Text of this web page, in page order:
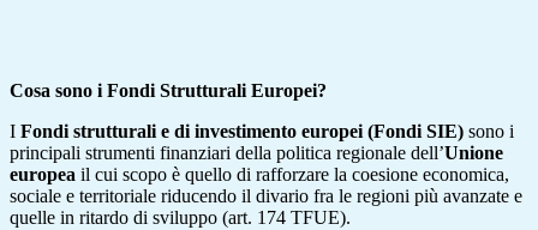
Cosa sono i Fondi Strutturali Europei?
I Fondi strutturali e di investimento europei (Fondi SIE) sono i
principali strumenti finanziari della politica regionale dell’Unione
europea il cui scopo è quello di rafforzare la coesione economica,
sociale e territoriale riducendo il divario fra le regioni più avanzate e
quelle in ritardo di sviluppo (art. 174 TFUE).